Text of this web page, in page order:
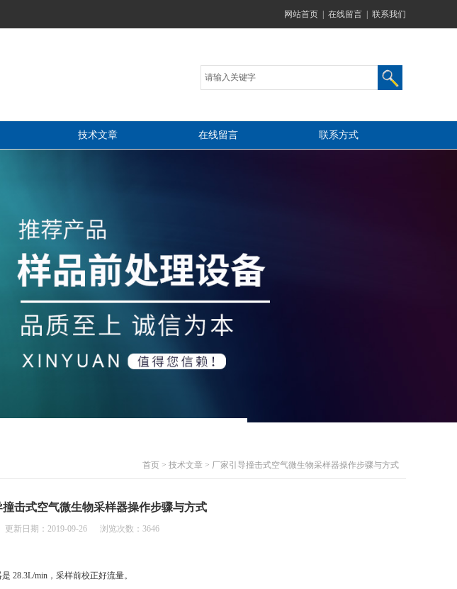
网站首页 在线留言 联系我们
技术文章 在线留言 联系方式
首页 > 技术文章 > 厂家引导撞击式空气微生物采样器操作步骤与方式
撞击式空气微生物采样器操作步骤与方式
更新日期：2019-09-26 浏览次数：3646
28.3L/min，采样前校正好流量。